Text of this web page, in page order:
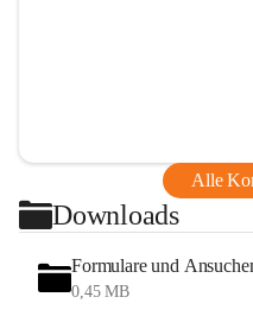
Alle
Downloads
Formulare und
0,45 MB